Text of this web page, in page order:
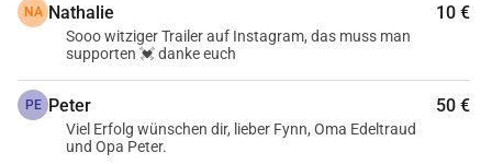
einer Gesellschaft, die oft jung und leistungsorientiert
denkt, erinnert der Film daran, dass Lebensfreude und
Wir stehen kurz vor dem Höhepunkt unseres Filmstudiums:
Der Dreh unseres Abschlussfilm. Um das Projekt umsetzen
zu können, brauchen wir jetzt
NA Nathalie 10 €
Sooo witziger Trailer auf Instagram, das muss man
supporten 💓 danke euch
PE Peter 50 €
Viel Erfolg wünschen dir, lieber Fynn, Oma Edeltraud
und Opa Peter.